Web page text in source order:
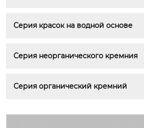
Серия красок на водной основе
Серия неорганического кремния
Серия органический кремний